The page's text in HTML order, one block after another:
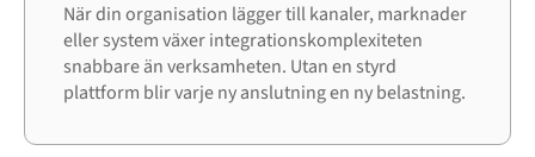
När din organisation lägger till kanaler, marknader
eller system växer integrationskomplexiteten
snabbare än verksamheten. Utan en styrd
plattform blir varje ny anslutning en ny belastning.